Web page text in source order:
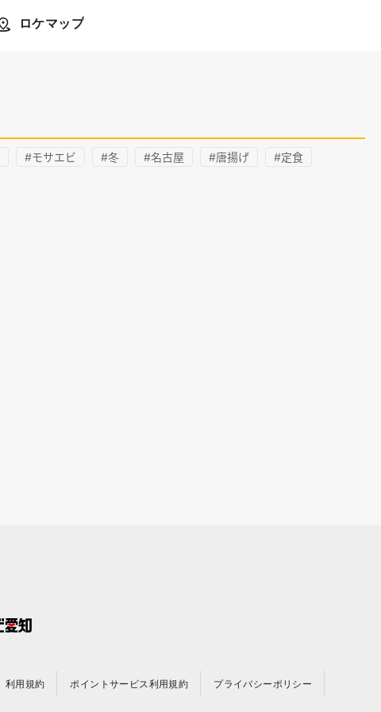
ロケマップ
#モサエビ #冬 #名古屋 #唐揚げ #定食
利用規約 ポイントサービス利用規約 プライバシーポリシー